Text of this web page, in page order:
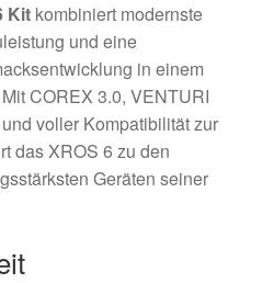
Kitkombiniert modernste
und eine
in einem
COREX 3.0, VENTURI
voller Kompatibilität zur
das XROS 6 zu den
Geräten seiner